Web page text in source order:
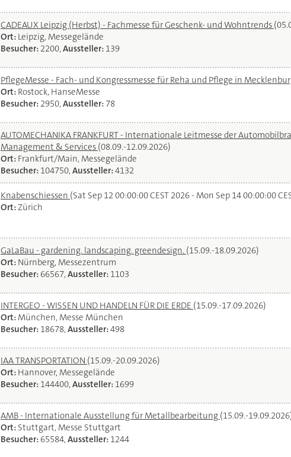
CADEAUX Leipzig (Herbst) - Fachmesse für Geschenk- und Wohntrends
Ort: Leipzig, Messegelände
Besucher: 2200,Aussteller: 139
PflegeMesse - Fach- und Kongressmesse für Reha und Pflege in
Ort: Rostock, HanseMesse
Besucher: 2950,Aussteller: 78
AUTOMECHANIKA FRANKFURT - Internationale Leitmesse der
Management & Services (08.09.-12.09.2026)
Ort: Frankfurt/Main, Messegelände
Besucher: 104750,Aussteller:4132
Knabenschiessen (Sat Sep 12 00:00:00 CEST 2026 - Mon Sep 14 00:00:00
Ort:Zürich
GaLaBau - gardening. landscaping. greendesign. (15.09.-18.09.2026)
Ort: Nürnberg, Messezentrum
Besucher: 66567,Aussteller: 1103
INTERGEO - WISSEN UND HANDELN FÜR DIE ERDE (15.09.-17.09.2026)
Ort: München, Messe München
Besucher: 18678,Aussteller:498
IAA TRANSPORTATION (15.09.-20.09.2026)
Ort: Hannover, Messegelände
Besucher: 144400,Aussteller: 1699
AMB - Internationale Ausstellung für Metallbearbeitung (15.09.-
Ort: Stuttgart, Messe Stuttgart
Besucher: 65584,Aussteller: 1244